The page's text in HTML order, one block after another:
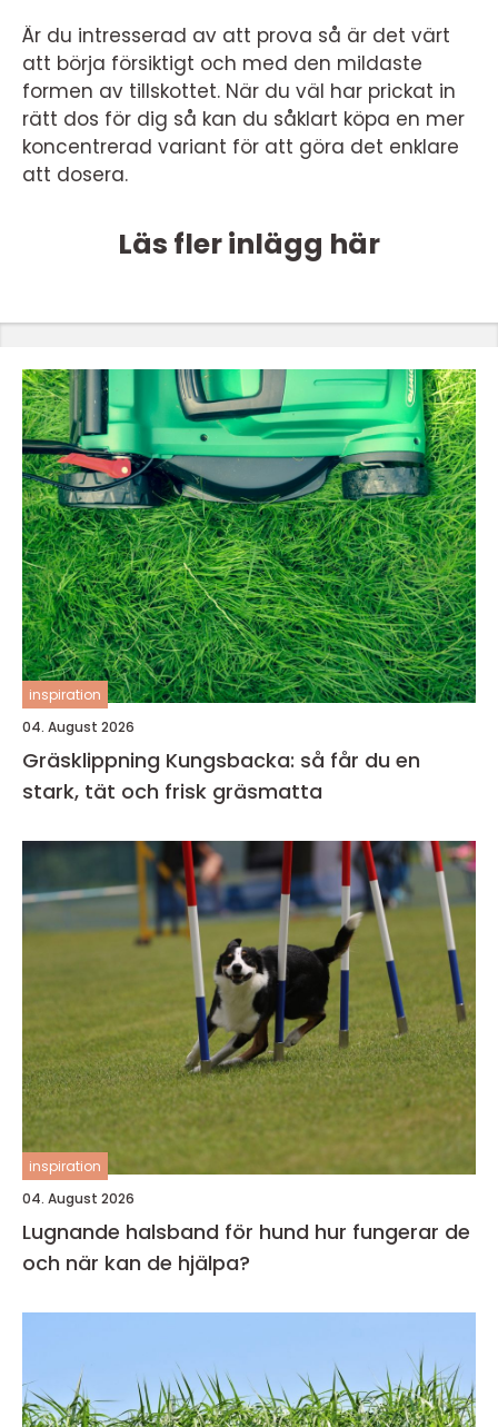
Är du intresserad av att prova så är det värt
att börja försiktigt och med den mildaste
formen av tillskottet. När du väl har prickat in
rätt dos för dig så kan du såklart köpa en mer
koncentrerad variant för att göra det enklare
att dosera.
Läs fler inlägg här
inspiration
04. August 2026
Gräsklippning Kungsbacka: så får du en
stark, tät och frisk gräsmatta
inspiration
04. August 2026
Lugnande halsband för hund hur fungerar de
och när kan de hjälpa?